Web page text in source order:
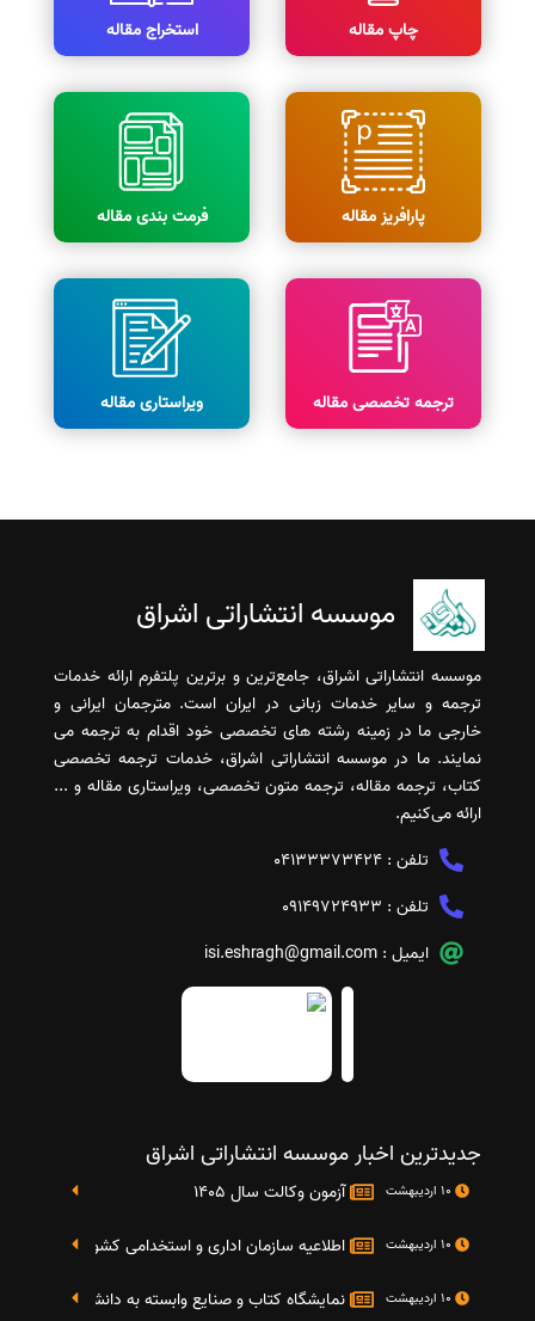
چاپ مقاله استخراج مقاله
پارافریز مقاله فرمت بندی مقاله
ترجمه تخصصی مقاله ویراستاری مقاله
موسسه انتشاراتی اشراق
موسسه انتشاراتی اشراق، جامع‌ترین و برترین پلتفرم ارائه خدمات
ترجمه و سایر خدمات زبانی در ایران است. مترجمان ایرانی و
خارجی ما در زمینه رشته های تخصصی خود اقدام به ترجمه می
نمایند. ما در موسسه انتشاراتی اشراق، خدمات ترجمه تخصصی
کتاب، ترجمه مقاله، ترجمه متون تخصصی، ویراستاری مقاله و ...
ارائه می‌کنیم.
تلفن : 04133373424
تلفن : 09149724933
ایمیل : isi.eshragh@gmail.com
جدیدترین اخبار موسسه انتشاراتی اشراق
آزمون وکالت سال 1405
اطلاعیه سازمان اداری و استخدامی کشور در خصوص
نمایشگاه کتاب و صنایع وابسته به دانشگاه صنعتی شریف 4 الی 8 مهر